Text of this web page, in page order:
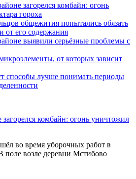
загорелся комбайн: огонь
гороха
общежития попытались обязать
от его содержания
выявили серьёзные проблемы с
от которых зависит
способы лучше понимать периоды
комбайн: огонь уничтожил
во время уборочных работ в
поле возле деревни Мстибово